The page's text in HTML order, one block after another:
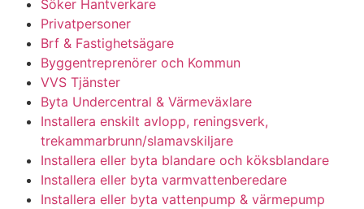
Söker Hantverkare
Privatpersoner
Brf & Fastighetsägare
Byggentreprenörer och Kommun
VVS Tjänster
Byta Undercentral & Värmeväxlare
Installera enskilt avlopp, reningsverk,
trekammarbrunn/slamavskiljare
Installera eller byta blandare och köksblandare
Installera eller byta varmvattenberedare
Installera eller byta vattenpump & värmepump